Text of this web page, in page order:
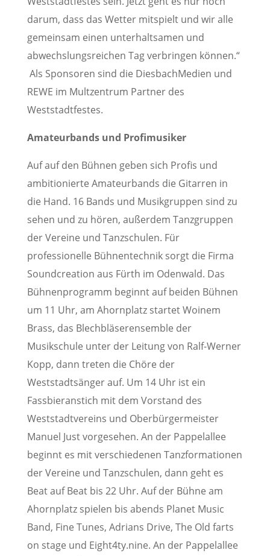
darum, dass das Wetter mitspielt und wir alle
gemeinsam einen unterhaltsamen und
abwechslungsreichen Tag verbringen können.“
Als Sponsoren sind die DiesbachMedien und
REWE im Multzentrum Partner des
Weststadtfestes.
Amateurbands und Profimusiker
Auf auf den Bühnen geben sich Profis und
ambitionierte Amateurbands die Gitarren in
die Hand. 16 Bands und Musikgruppen sind zu
sehen und zu hören, außerdem Tanzgruppen
der Vereine und Tanzschulen. Für
professionelle Bühnentechnik sorgt die Firma
Soundcreation aus Fürth im Odenwald. Das
Bühnenprogramm beginnt auf beiden Bühnen
um 11 Uhr, am Ahornplatz startet Woinem
Brass, das Blechbläserensemble der
Musikschule unter der Leitung von Ralf-Werner
Kopp, dann treten die Chöre der
Weststadtsänger auf. Um 14 Uhr ist ein
Fassbieranstich mit dem Vorstand des
Weststadtvereins und Oberbürgermeister
Manuel Just vorgesehen. An der Pappelallee
beginnt es mit verschiedenen Tanzformationen
der Vereine und Tanzschulen, dann geht es
Beat auf Beat bis 22 Uhr. Auf der Bühne am
Ahornplatz spielen bis abends Planet Music
Band, Fine Tunes, Adrians Drive, The Old farts
on stage und Eight4ty.nine. An der Pappelallee